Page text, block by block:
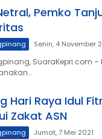
Pemko
Senin, 4 November
SuaraKepri.com –
Hari Raya Idul
Zakat ASN
Jumat, 7 Mei 2021